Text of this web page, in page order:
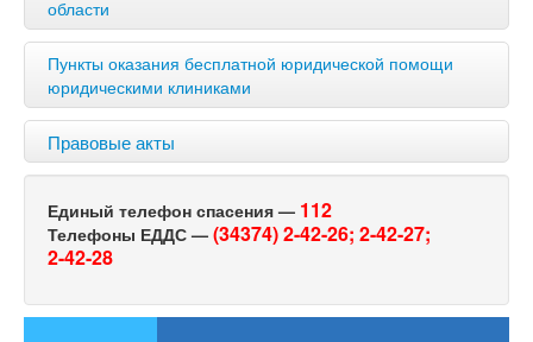
области
Пункты оказания бесплатной юридической помощи
юридическими клиниками
Правовые акты
Единый телефон спасения — 112
Телефоны ЕДДС — (34374) 2-42-26; 2-42-27;
2-42-28